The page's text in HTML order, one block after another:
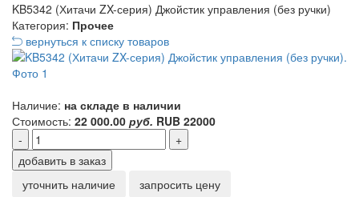
KB5342 (Хитачи ZX-серия) Джойстик управления (без ручки)
Категория: Прочее
вернуться к списку товаров
Наличие: на складе в наличии
Стоимость: 22 000.00 руб. RUB 22000
-
+
добавить в заказ
уточнить наличие
запросить цену